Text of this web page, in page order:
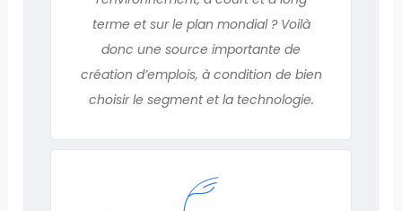
terme et sur le plan mondial ? Voilà
donc une source importante de
création d’emplois, à condition de bien
choisir le segment et la technologie.